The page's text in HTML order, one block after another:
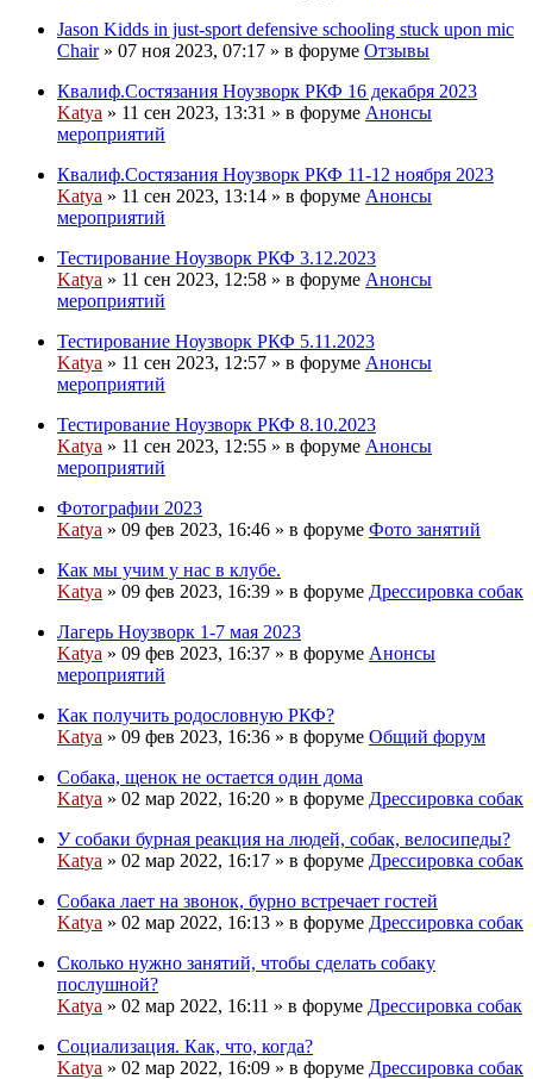
Jason Kidds in just-sport defensive schooling stuck upon mic
Chair» 07 ноя 2023, 07:17 » в форуме Отзывы
Квалиф.Состязания Ноузворк РКФ 16 декабря 2023
Katya » 11 сен 2023, 13:31 » в форуме Анонсы
мероприятий
Квалиф.Состязания Ноузворк РКФ 11-12 ноября 2023
Katya » 11 сен 2023, 13:14 » в форуме Анонсы
мероприятий
Тестирование Ноузворк РКФ 3.12.2023
Katya » 11 сен 2023, 12:58 » в форуме Анонсы
мероприятий
Тестирование Ноузворк РКФ 5.11.2023
Katya » 11 сен 2023, 12:57 » в форуме Анонсы
мероприятий
Тестирование Ноузворк РКФ 8.10.2023
Katya » 11 сен 2023, 12:55 » в форуме Анонсы
мероприятий
Фотографии 2023
Katya » 09 фев 2023, 16:46 » в форуме Фото занятий
Как мы учим у нас в клубе.
Вложения
Katya » 09 фев 2023, 16:39 » в форуме Дрессировка собак
Лагерь Ноузворк 1-7 мая 2023
Вложения
Katya » 09 фев 2023, 16:37 » в форуме Анонсы
мероприятий
Как получить родословную РКФ?
Katya » 09 фев 2023, 16:36 » в форуме Общий форум
Собака, щенок не остается один дома
Вложения
Katya » 02 мар 2022, 16:20 » в форуме Дрессировка собак
У собаки бурная реакция на людей, собак, велосипеды?
Katya » 02 мар 2022, 16:17 » в форуме Дрессировка собак
Собака лает на звонок, бурно встречает гостей
Вложения
Katya » 02 мар 2022, 16:13 » в форуме Дрессировка собак
Сколько нужно занятий, чтобы сделать собаку
послушной?
Вложения
Katya » 02 мар 2022, 16:11 » в форуме Дрессировка собак
Социализация. Как, что, когда?
Вложения
Katya » 02 мар 2022, 16:09 » в форуме Дрессировка собак